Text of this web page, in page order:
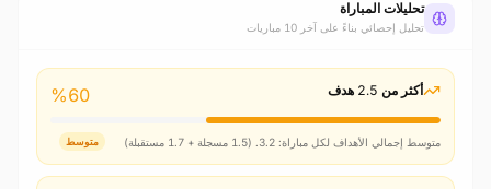
تحليلات المباراة
تحليل إحصائي بناءً على آخر 10 مباريات
أكثر من 2.5 هدف 60
%
متوسط إجمالي الأهداف لكل مباراة: 3.2. (1.5 مسجلة + 1.7 مستقبلة) متوسط